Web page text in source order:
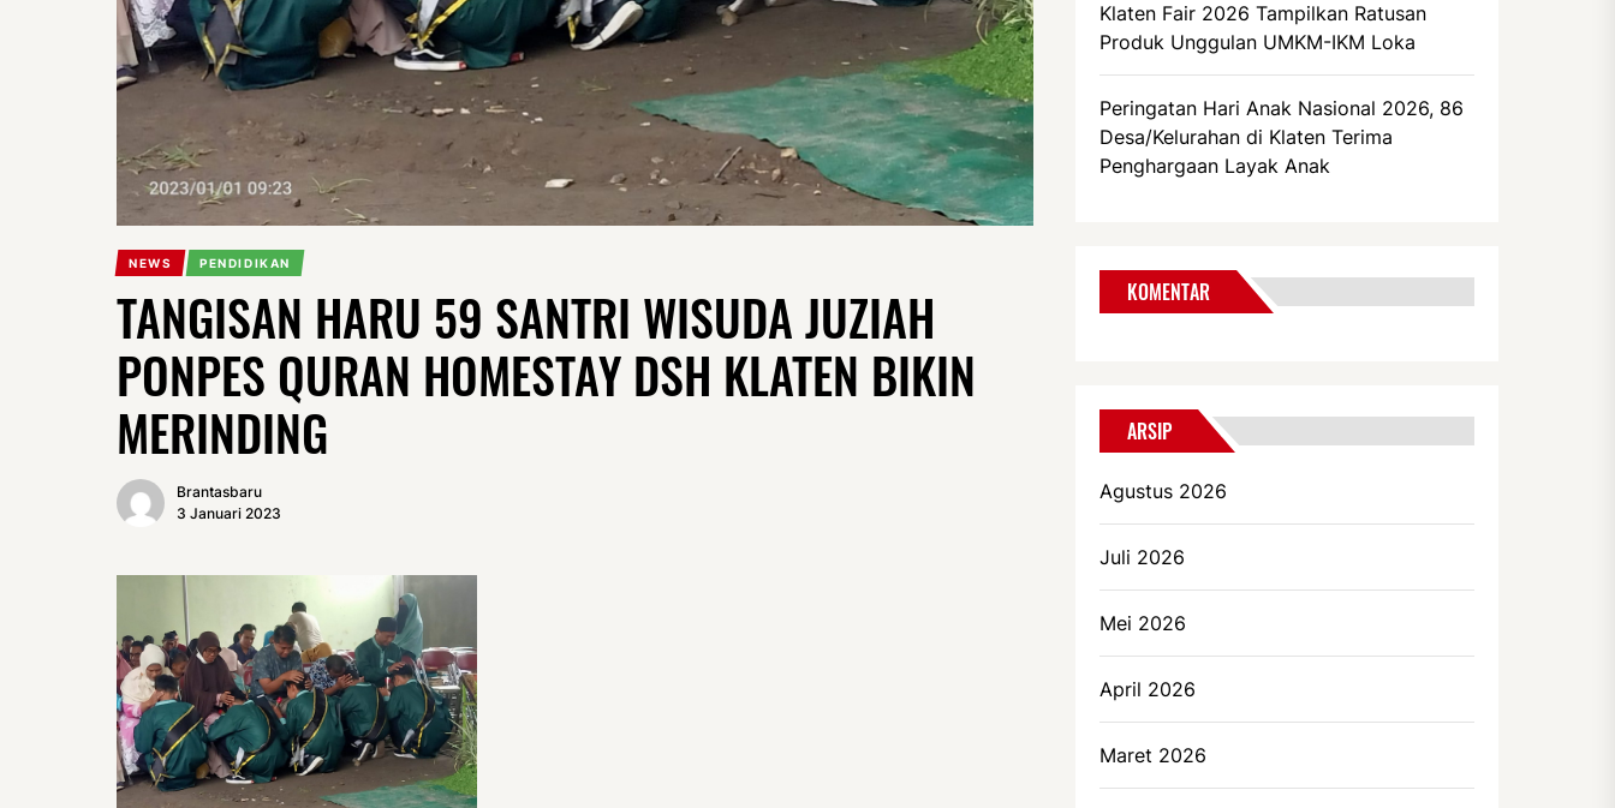
NEWS PENDIDIKAN
TANGISAN HARU 59 SANTRI WISUDA JUZIAH
PONPES QURAN HOMESTAY DSH KLATEN BIKIN
MERINDING
Brantasbaru
3 Januari 2023
Klaten Fair 2026 Tampilkan Ratusan
Produk Unggulan UMKM-IKM Loka
Peringatan Hari Anak Nasional 2026, 86
Desa/Kelurahan di Klaten Terima
Penghargaan Layak Anak
KOMENTAR
ARSIP
Agustus 2026
Juli 2026
Mei 2026
April 2026
Maret 2026